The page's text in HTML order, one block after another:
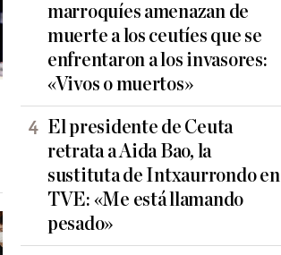
marroquíes amenazan de
muerte a los ceutíes que se
enfrentaron a los invasores:
«Vivos o muertos»
El presidente de Ceuta
retrata a Aida Bao, la
sustituta de Intxaurrondo en
TVE: «Me está llamando
pesado»